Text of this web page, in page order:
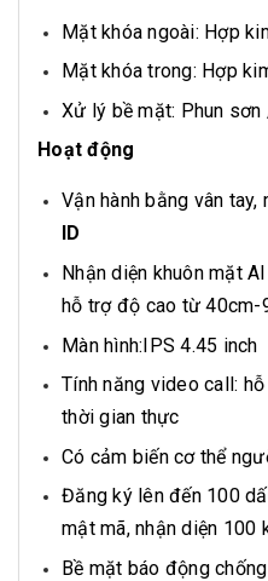
Mặt khóa ngoài: Hợp
Mặt khóa trong: Hợp
Xử lý bề mặt: Phun
Hoạt động
Vận hành bằng vân tay,
ID
Nhận diện khuôn mặt
hỗ trợ độ cao từ
Màn hình:IPS 4.45 inch
Tính năng video call:
thời gian thực
Có cảm biến cơ thể
Đăng ký lên đến 100
mật mã, nhận diện 100
Bề mặt báo động